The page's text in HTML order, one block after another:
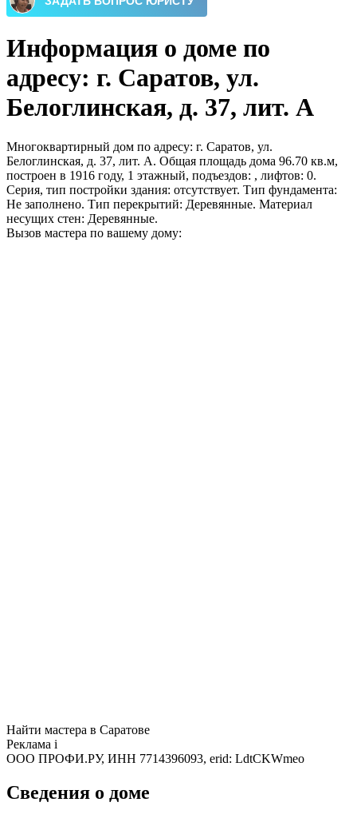
Информация о доме по
адресу: г. Саратов, ул.
Белоглинская, д. 37, лит. А
Многоквартирный дом по адресу: г. Саратов, ул.
Белоглинская, д. 37, лит. А. Общая площадь дома 96.70 кв.м,
построен в 1916 году, 1 этажный, подъездов: , лифтов: 0.
Серия, тип постройки здания: отсутствует. Тип фундамента:
Не заполнено. Тип перекрытий: Деревянные. Материал
несущих стен: Деревянные.
Вызов мастера по вашему дому:
Найти мастера в Саратове
Реклама i
ООО ПРОФИ.РУ, ИНН 7714396093, erid: LdtCKWmeo
Сведения о доме